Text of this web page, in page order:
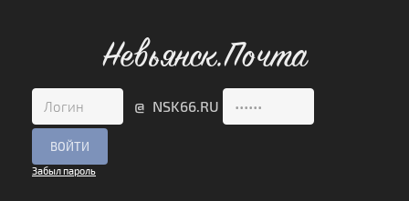
Невьянск.Почта
@ NSK66.RU
Забыл пароль